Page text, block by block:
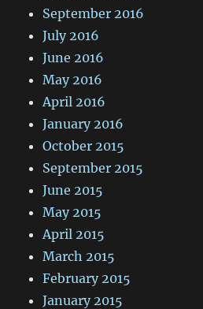
September 2016
July 2016
June 2016
May 2016
April 2016
January 2016
October 2015
September 2015
June 2015
May 2015
April 2015
March 2015
February 2015
January 2015